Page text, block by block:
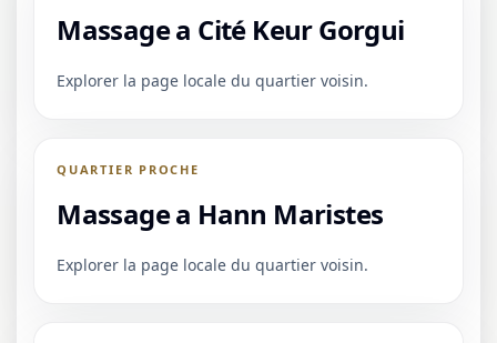
Massage a Cité Keur Gorgui
Explorer la page locale du quartier voisin.
QUARTIER PROCHE
Massage a Hann Maristes
Explorer la page locale du quartier voisin.